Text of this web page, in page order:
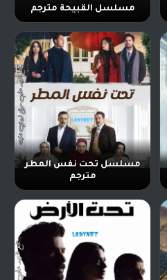
مسلسل القبيحة مترجم
مسلسل تحت نفس المطر
مترجم